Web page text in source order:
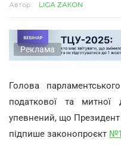
Автор: LIGA ZAKON
Реклама
Голова
податкової та митної
упевнений, що
підпише законопроєкт